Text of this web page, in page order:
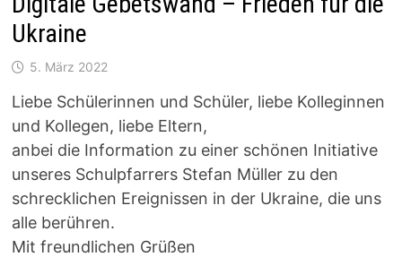
Ukraine
5. März 2022
Liebe Schülerinnen und Schüler, liebe Kolleginnen
und Kollegen, liebe Eltern,
anbei die Information zu einer schönen Initiative
unseres Schulpfarrers Stefan Müller zu den
schrecklichen Ereignissen in der Ukraine, die uns
alle berühren.
Mit freundlichen Grüßen